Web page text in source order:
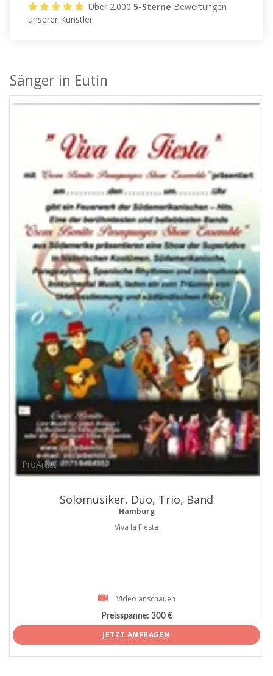
Über 2.0005-Sterne Bewertungen
unserer Künstler
Sänger in Eutin
ProArtist
Solomusiker, Duo, Trio, Band
Hamburg
Viva la Fiesta
Video anschauen
Preisspanne: 300 €
JETZT ANFRAGEN